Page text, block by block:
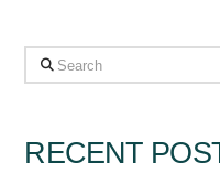
Search
RECENT